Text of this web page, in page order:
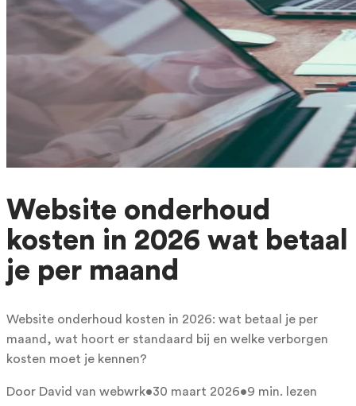
Website onderhoud
kosten in 2026 wat betaal
je per maand
Website onderhoud kosten in 2026: wat betaal je per
maand, wat hoort er standaard bij en welke verborgen
kosten moet je kennen?
Door David van webwrk•30 maart 2026•9 min. lezen